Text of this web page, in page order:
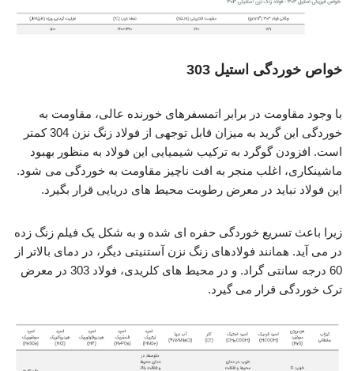
خواص خوردگی استیل 303
با وجود مقاومت در برابر اتمسفرهای خورنده عالی، مقاومت به
خوردگی این گرید به میزان قابل توجهی از فولاد زنگ نزن 304 کمتر
است. افزودن گوگرد به ترکیب شیمیایی این فولاد به منظور بهبود
ماشینکاری، اغلب منجر به افت ناچیز مقاومت به خوردگی می شود.
این فولاد نباید در معرض رطوبت محیط های دریایی قرار بگیرد.
زیرا باعث تسریع خوردگی حفره ای شده و به شکل یک فیلم زنگ زده
در می آید. همانند فولادهای زنگ نزن آستنیتی دیگر، در دمای بالاتر از
60 درجه سانتی گراد. و در محیط های کلریدی، فولاد 303 در معرض
ترک خوردگی قرار می گیرد.